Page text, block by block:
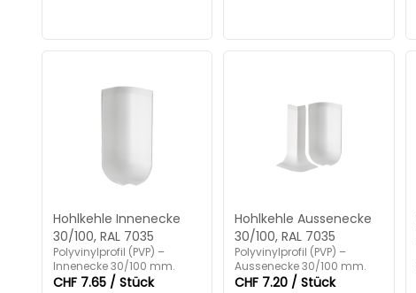
Hohlkehle Innenecke
30/100, RAL 7035
Polyvinylprofil (PVP) –
Innenecke 30/100 mm.
CHF 7.65 / Stück
Hohlkehle Aussenecke
30/100, RAL 7035
Polyvinylprofil (PVP) –
Aussenecke 30/100 mm.
CHF 7.20 / Stück